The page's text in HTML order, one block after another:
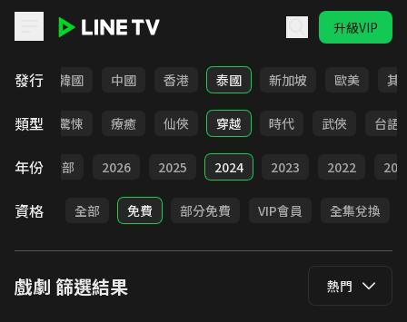
升級VIP
發行
日本 韓國 中國 香港 泰國 新加坡 歐美 其
類型
奇幻 驚悚 療癒 仙俠 穿越 時代 武俠 台語
年份 全部 2026 2025 2024 2023 2022
資格 全部 免費 部分免費 VIP會員 全集兌換
戲劇 篩選結果 熱門